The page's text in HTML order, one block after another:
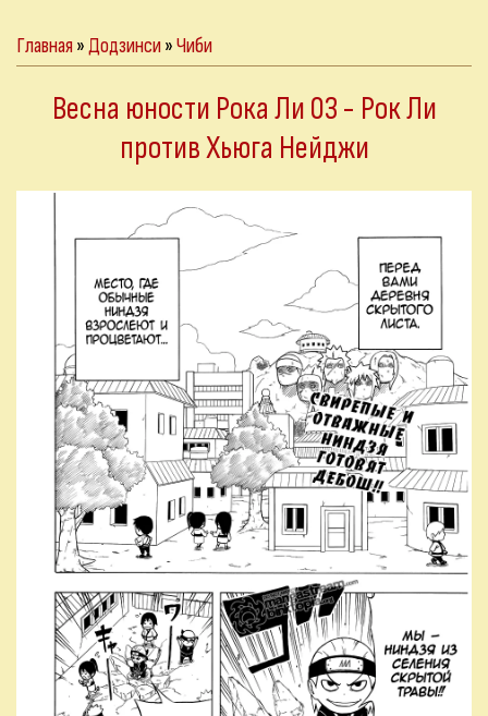
Главная»Додзинси»Чиби
Весна юности Рока Ли 03 - Рок Ли
против Хьюга Нейджи